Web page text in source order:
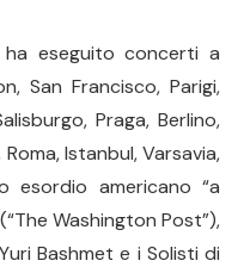
ha eseguito concerti a
San Francisco, Parigi,
Praga, Berlino,
Istanbul, Varsavia,
esordio americano “a
Washington Post”),
Bashmet e i Solisti di